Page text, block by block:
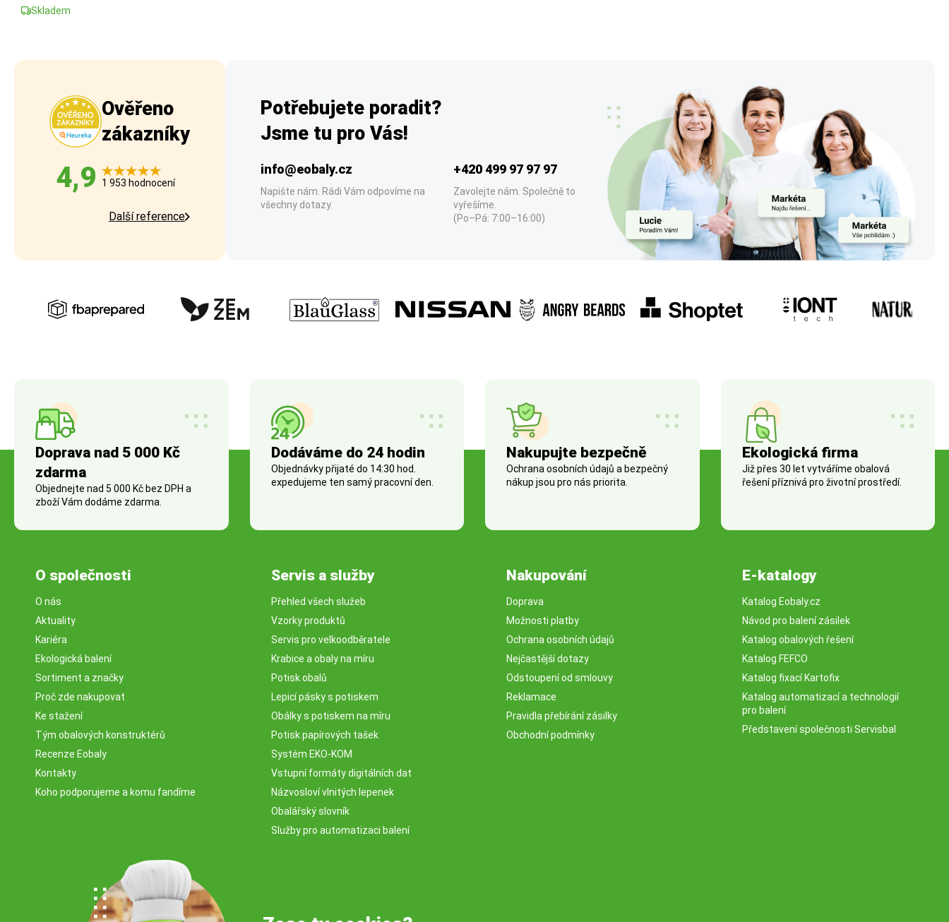
Skladem
Ověřeno
zákazníky
4,9 1 953 hodnocení
Další reference
Potřebujete poradit?
Jsme tu pro Vás!
info@eobaly.cz
Napište nám. Rádi Vám odpovíme na
všechny dotazy.
+420 499 97 97 97
Zavolejte nám. Společně to
vyřešíme.
(Po–Pá: 7:00–16:00)
Doprava nad 5 000 Kč
zdarma
Objednejte nad 5 000 Kč bez DPH a
zboží Vám dodáme zdarma.
Dodáváme do 24 hodin
Objednávky přijaté do 14:30 hod.
expedujeme ten samý pracovní den.
Nakupujte bezpečně
Ochrana osobních údajů a bezpečný
nákup jsou pro nás priorita.
Ekologická firma
Již přes 30 let vytváříme obalová
řešení příznivá pro životní prostředí.
O společnosti
O nás
Aktuality
Kariéra
Ekologická balení
Sortiment a značky
Proč zde nakupovat
Ke stažení
Tým obalových konstruktérů
Recenze Eobaly
Kontakty
Koho podporujeme a komu fandíme
Servis a služby
Přehled všech služeb
Vzorky produktů
Servis pro velkoodběratele
Krabice a obaly na míru
Potisk obalů
Lepicí pásky s potiskem
Obálky s potiskem na míru
Potisk papírových tašek
Systém EKO-KOM
Vstupní formáty digitálních dat
Názvosloví vlnitých lepenek
Obalářský slovník
Služby pro automatizaci balení
Nakupování
Doprava
Možnosti platby
Ochrana osobních údajů
Nejčastější dotazy
Odstoupení od smlouvy
Reklamace
Pravidla přebírání zásilky
Obchodní podmínky
E-katalogy
Katalog Eobaly.cz
Návod pro balení zásilek
Katalog obalových řešení
Katalog FEFCO
Katalog fixací Kartofix
Katalog automatizací a technologií
pro balení
Představení společnosti Servisbal